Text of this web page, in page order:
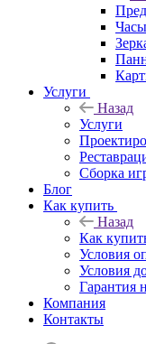
Часы
Услуги
Назад
Услуги
Сборка
Блог
Как купить
Назад
Как
Условия
Условия
Гарантия
Компания
Контакты